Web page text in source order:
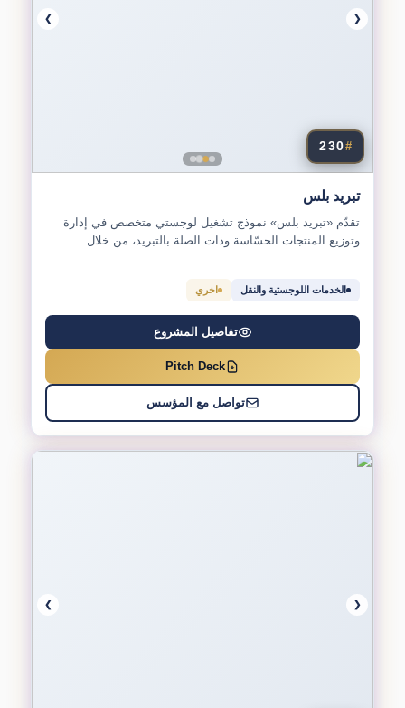
❮
❯
#
230
تبريد بلس
تقدّم «تبريد بلس» نموذج تشغيل لوجستي متخصص في إدارة
وتوزيع المنتجات الحسّاسة وذات الصلة بالتبريد، من خلال
الخدمات اللوجستية والنقل اخري
تفاصيل المشروع
Pitch Deck
تواصل مع المؤسس
❮
❯